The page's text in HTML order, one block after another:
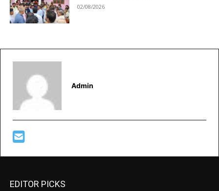
02/08/2026
Admin
EDITOR PICKS